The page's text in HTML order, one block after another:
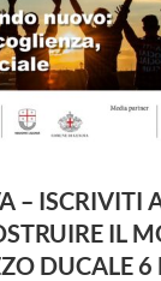
– ISCRIVITI
IL
DUCALE